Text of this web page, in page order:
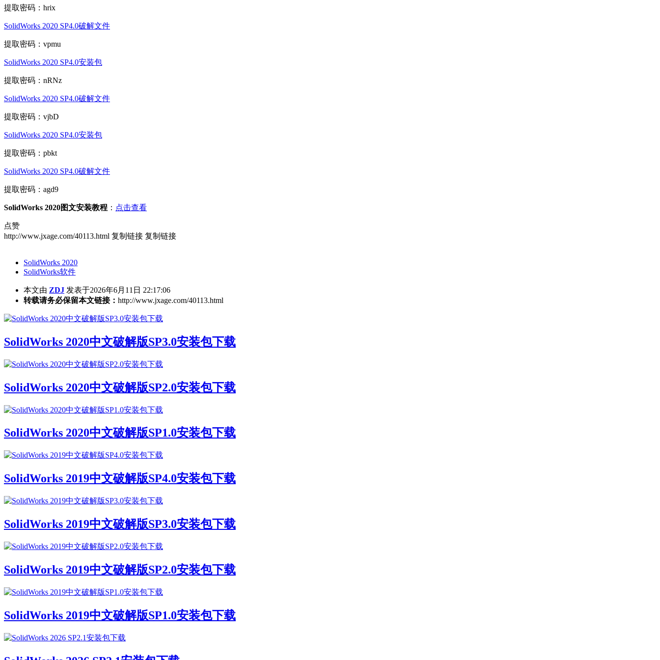
提取密码：hrix
SolidWorks 2020 SP4.0破解文件
提取密码：vpmu
SolidWorks 2020 SP4.0安装包
提取密码：nRNz
SolidWorks 2020 SP4.0破解文件
提取密码：vjbD
SolidWorks 2020 SP4.0安装包
提取密码：pbkt
SolidWorks 2020 SP4.0破解文件
提取密码：agd9
SolidWorks 2020图文安装教程 ： 点击查看
点赞
http://www.jxage.com/40113.html 复制链接 复制链接
SolidWorks 2020
SolidWorks软件
本文由 ZDJ 发表于2026年6月11日 22:17:06
转载请务必保留本文链接： http://www.jxage.com/40113.html
SolidWorks 2020中文破解版SP3.0安装包下载
SolidWorks 2020中文破解版SP2.0安装包下载
SolidWorks 2020中文破解版SP1.0安装包下载
SolidWorks 2019中文破解版SP4.0安装包下载
SolidWorks 2019中文破解版SP3.0安装包下载
SolidWorks 2019中文破解版SP2.0安装包下载
SolidWorks 2019中文破解版SP1.0安装包下载